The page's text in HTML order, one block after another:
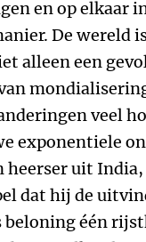
en op elkaar
De wereld
alleen een
veel
exponentiele
heerser uit
dat hij de
één